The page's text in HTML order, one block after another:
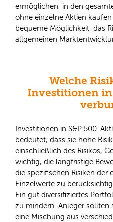
ermöglichen, in den
ohne einzelne Aktien
bequeme Möglichkeit, das
allgemeinen
Welche
Investitionen in
Investitionen in S&P 500-
bedeutet, dass sie hohe
einschließlich des Risikos,
wichtig, die langfristige
die spezifischen Risiken der
Einzelwerte zu
Ein gut diversifiziertes
zu mindern. Anleger sollten
eine Mischung aus